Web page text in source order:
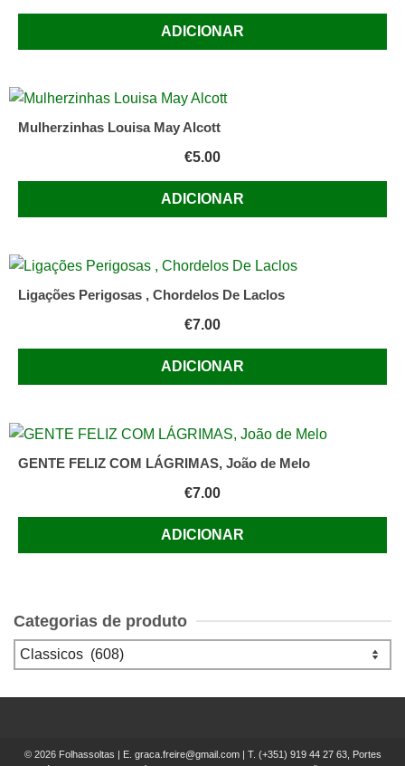
ADICIONAR
Mulherzinhas Louisa May Alcott
€5.00
ADICIONAR
Ligações Perigosas , Chordelos De Laclos
€7.00
ADICIONAR
GENTE FELIZ COM LÁGRIMAS, João de Melo
€7.00
ADICIONAR
Categorias de produto
© 2026 Folhassoltas | E. graca.freire@gmail.com| T. (+351) 919 44 27 63, Portes